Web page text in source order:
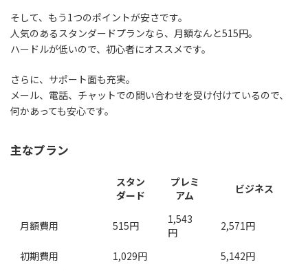
そして、もう1つのポイントが安さです。
人気のあるスタンダードプランなら、月額なんと515円。
ハードルが低いので、初心者にオススメです。
さらに、サポート面も充実。
メール、電話、チャットでの問い合わせを受け付けているので、
何かあっても安心です。
主なプラン
スタン
ダード
プレミ
アム
ビジネス
月額費用 515円
1,543
円
2,571円
初期費用 1,029円
5,142円